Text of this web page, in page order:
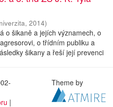
, 2014)
o šikaně a jejích významech, o
o třídním publiku a
šikany a řeší její prevenci
|
Theme by